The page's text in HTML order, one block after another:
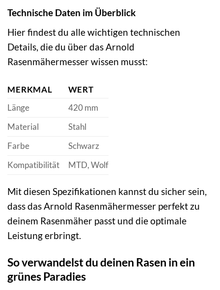
Technische Daten im Überblick
Hier findest du alle wichtigen technischen
Details, die du über das Arnold
Rasenmähermesser wissen musst:
MERKMAL
WERT
Länge
420 mm
Material
Stahl
Farbe
Schwarz
Kompatibilität
MTD, Wolf
Mit diesen Spezifikationen kannst du sicher sein,
dass das Arnold Rasenmähermesser perfekt zu
deinem Rasenmäher passt und die optimale
Leistung erbringt.
So verwandelst du deinen Rasen in ein
grünes Paradies